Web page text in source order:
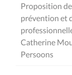
Proposition
prévention et
Catherine
Persoons